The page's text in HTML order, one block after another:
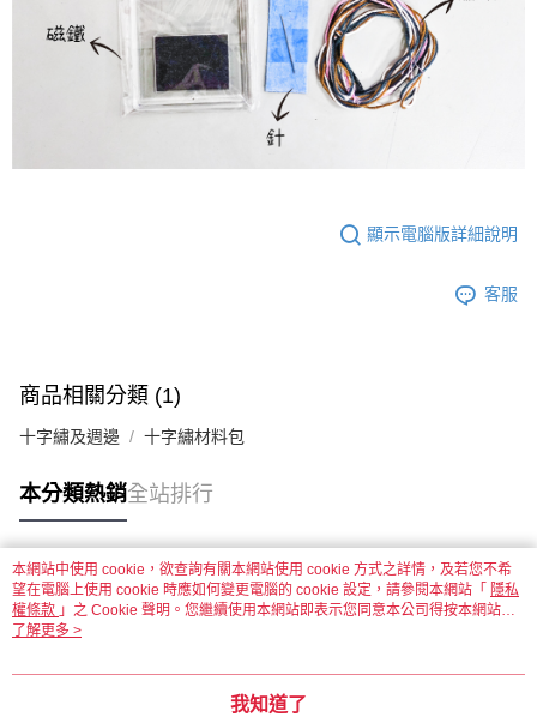
顯示電腦版詳細說明
客服
商品相關分類 (1)
十字繡及週邊 十字繡材料包
本分類熱銷全站排行
熱門標籤
本網站中使用 cookie，欲查詢有關本網站使用 cookie 方式之詳情，及若您不希
望在電腦上使用 cookie 時應如何變更電腦的 cookie 設定，請參閱本網站「 隱私
權條款 」之 Cookie 聲明。您繼續使用本網站即表示您同意本公司得按本網站使
用條款之 Cookie 聲明使用 cookie。
了解更多 >
我知道了